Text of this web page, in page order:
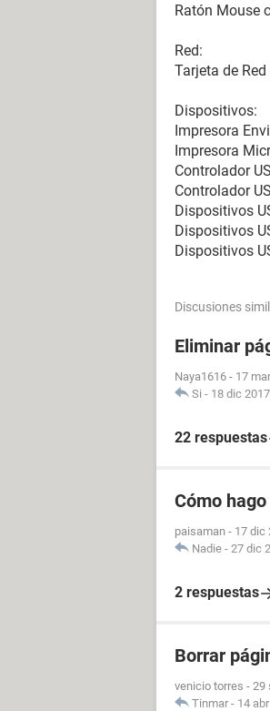
Ratón Mouse
Red:
Tarjeta de
Dispositivos:
Impresora
Impresora
Controlador
Controlador
Dispositivos
Dispositivos
Dispositivos
Discusiones
Eliminar
Naya1616 - 17
Si - 18 dic
22 respuestas
Cómo
paisaman - 17 dic
Nadie - 27 dic
2 respuestas
Borrar
venicio torres - 29
Tinmar - 14